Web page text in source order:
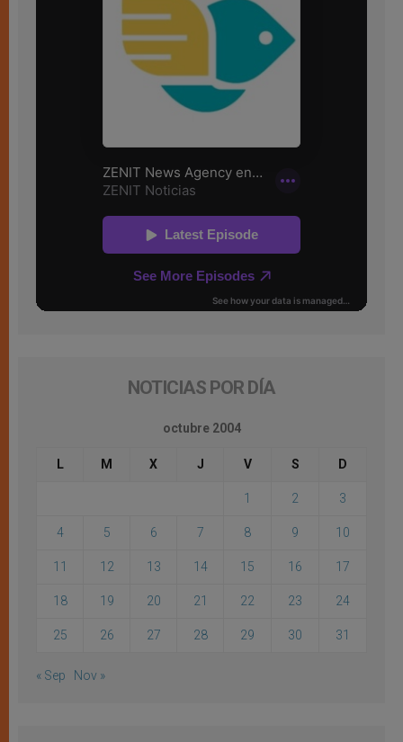
NOTICIAS POR DÍA
octubre 2004
L M X J V S D
1 2 3
4 5 6 7 8 9 10
11 12 13 14 15 16 17
18 19 20 21 22 23 24
25 26 27 28 29 30 31
« Sep Nov »